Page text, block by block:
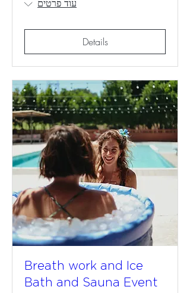
עוד פרטים
Details
Breath work and Ice
Bath and Sauna Event